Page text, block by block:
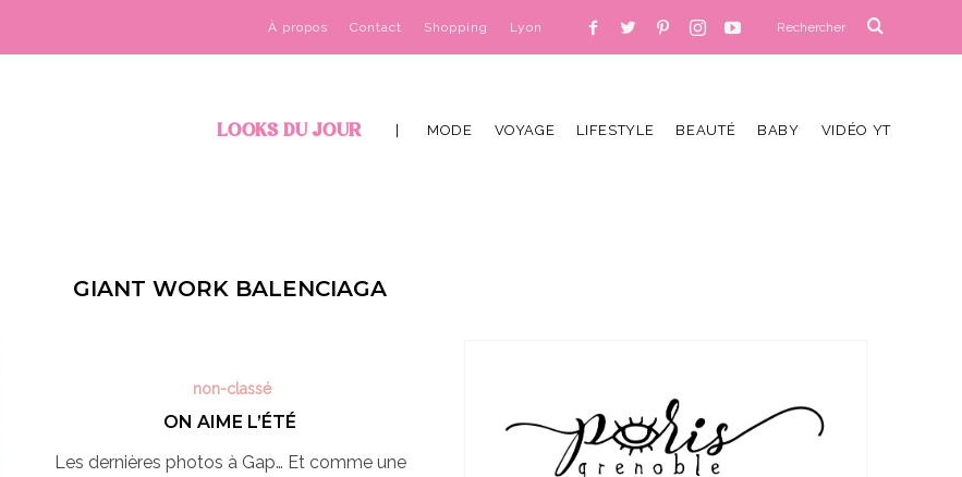
À propos Contact Shopping Lyon
LOOKS DU JOUR MODE VOYAGE LIFESTYLE BEAUTÉ BABY VIDÉO YT
GIANT WORK BALENCIAGA
non-classé
ON AIME L’ÉTÉ
Les dernières photos à Gap… Et comme une